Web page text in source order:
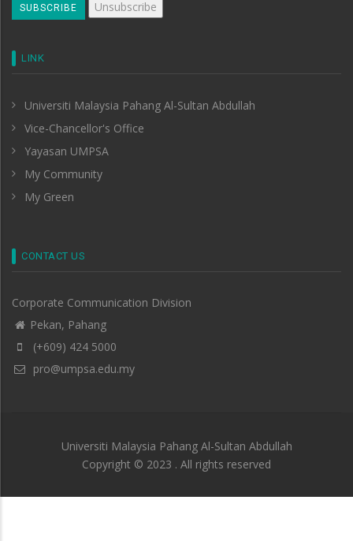
LINK
Universiti Malaysia Pahang Al-Sultan Abdullah
Vice-Chancellor's Office
Yayasan UMPSA
My Community
My Green
CONTACT US
Corporate Communication Division
Pekan, Pahang
(+609) 424 5000
pro@umpsa.edu.my
Universiti Malaysia Pahang Al-Sultan Abdullah
Copyright © 2023 . All rights reserved